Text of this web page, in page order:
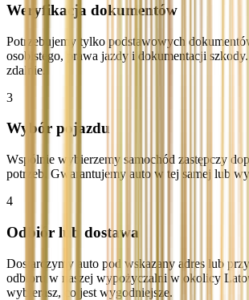
Weryfikacja dokumentów
Potrzebujemy tylko podstawowych
osobistego, prawa jazdy i dokumentacji szkody.
zdalnie.
3
Wybór pojazdu
Wspólnie wybierzemy samochód zastępczy
potrzeb. Gwarantujemy auto w tej samej lub
4
Odbiór lub dostawa
Dostarczymy auto pod wskazany adres lub
odbioru w naszej wypożyczalni w okolicy
wybierasz, co jest wygodniejsze.